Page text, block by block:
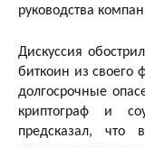
руководства
Дискуссия
биткоин из своего
долгосрочные
криптограф и
предсказал, что